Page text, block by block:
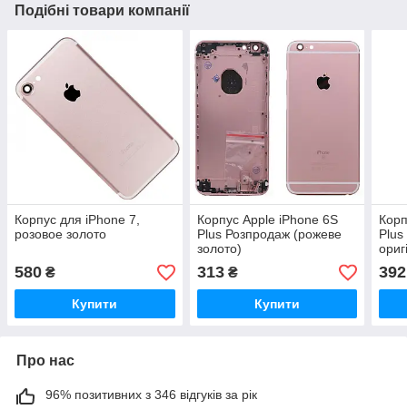
Подібні товари компанії
Корпус для iPhone 7,
розовое золото
580 ₴
Купити
Корпус Apple iPhone 6S
Plus Розпродаж (рожеве
золото)
313₴
Купити
392
Про нас
96% позитивних з 346 відгуків за рік